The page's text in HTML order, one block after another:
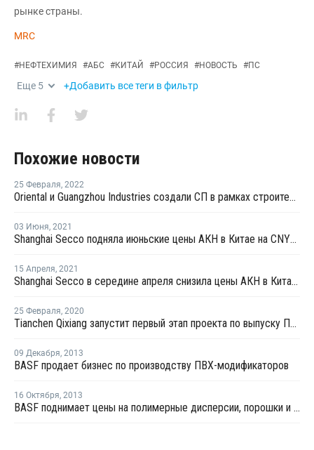
рынке страны.
MRC
#НЕФТЕХИМИЯ #АБС #КИТАЙ #РОССИЯ #НОВОСТЬ #ПС
Еще 5 +Добавить все теги в фильтр
Похожие новости
25 Февраля, 2022
Oriental и Guangzhou Industries создали СП в рамках строительства производства АКН и АБС в Китае
03 Июня, 2021
Shanghai Secco подняла июньские цены АКН в Китае на CNY100 за тонну
15 Апреля, 2021
Shanghai Secco в середине апреля снизила цены АКН в Китае на CNY900 за тонну
25 Февраля, 2020
Tianchen Qixiang запустит первый этап проекта по выпуску ПА 66 в конце следующего года
09 Декабря, 2013
BASF продает бизнес по производству ПВХ-модификаторов
16 Октября, 2013
BASF поднимает цены на полимерные дисперсии, порошки и смолы